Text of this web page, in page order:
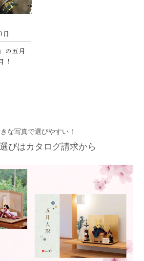
の五月
！
な写真で選びやすい！
びはカタログ請求から